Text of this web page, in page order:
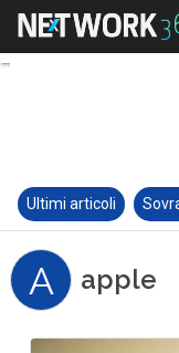
Ultimi articoli
A apple